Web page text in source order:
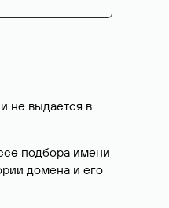
не выдается в
подбора имени
домена и его